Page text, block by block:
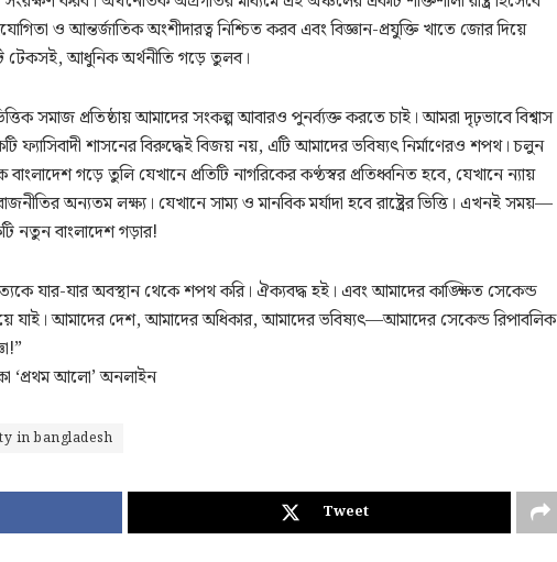
ও আন্তর্জাতিক অংশীদারত্ব নিশ্চিত করব এবং বিজ্ঞান-প্রযুক্তি খাতে জোর দিয়ে
টেকসই, আধুনিক অর্থনীতি গড়ে তুলব।
সমাজ প্রতিষ্ঠায় আমাদের সংকল্প আবারও পুনর্ব্যক্ত করতে চাই। আমরা দৃঢ়ভাবে বিশ্বাস
শাসনের বিরুদ্ধেই বিজয় নয়, এটি আমাদের ভবিষ্যৎ নির্মাণেরও শপথ। চলুন
গড়ে তুলি যেখানে প্রতিটি নাগরিকের কণ্ঠস্বর প্রতিধ্বনিত হবে, যেখানে ন্যায়
অন্যতম লক্ষ্য। যেখানে সাম্য ও মানবিক মর্যাদা হবে রাষ্ট্রের ভিত্তি। এখনই সময়—
নতুন বাংলাদেশ গড়ার!
যার-যার অবস্থান থেকে শপথ করি। ঐক্যবদ্ধ হই। এবং আমাদের কাঙ্ক্ষিত সেকেন্ড
যাই। আমাদের দেশ, আমাদের অধিকার, আমাদের ভবিষ্যৎ—আমাদের সেকেন্ড রিপাবলিক
‘প্রথম আলো’ অনলাইন
in bangladesh
Tweet